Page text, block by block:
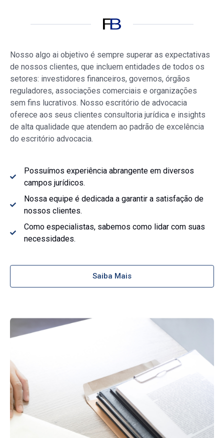
Nosso algo ai objetivo é sempre superar as expectativas
de nossos clientes, que incluem entidades de todos os
setores: investidores financeiros, governos, órgãos
reguladores, associações comerciais e organizações
sem fins lucrativos. Nosso escritório de advocacia
oferece aos seus clientes consultoria jurídica e insights
de alta qualidade que atendem ao padrão de excelência
do escritório advocacia.
Possuímos experiência abrangente em diversos
campos jurídicos.
Nossa equipe é dedicada a garantir a satisfação de
nossos clientes.
Como especialistas, sabemos como lidar com suas
necessidades.
Saiba Mais